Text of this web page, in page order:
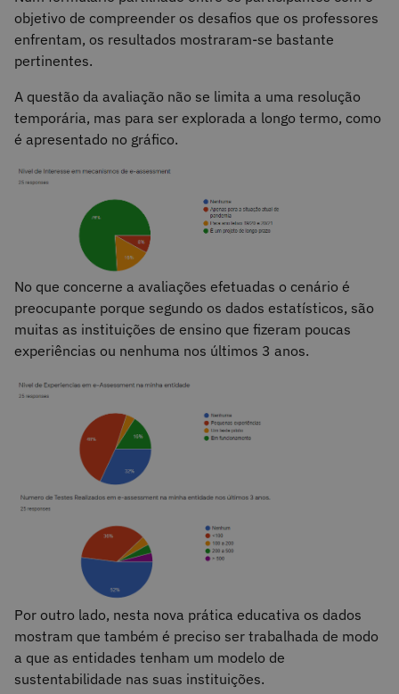
objetivo de compreender os desafios que os professores
enfrentam, os resultados mostraram-se bastante
pertinentes.
A questão da avaliação não se limita a uma resolução
temporária, mas para ser explorada a longo termo, como
é apresentado no gráfico.
No que concerne a avaliações efetuadas o cenário é
preocupante porque segundo os dados estatísticos, são
muitas as instituições de ensino que fizeram poucas
experiências ou nenhuma nos últimos 3 anos.
Por outro lado, nesta nova prática educativa os dados
mostram que também é preciso ser trabalhada de modo
a que as entidades tenham um modelo de
sustentabilidade nas suas instituições.